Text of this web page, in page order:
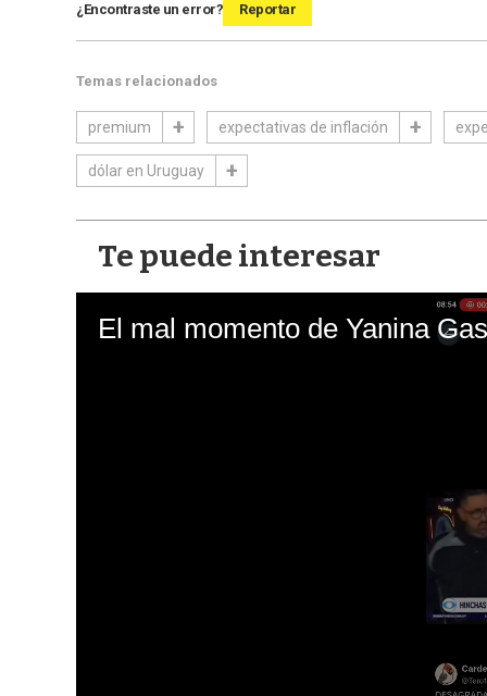
¿Encontraste un error? Reportar
Temas relacionados
premium expectativas de inflación
dólar en Uruguay
Te puede interesar